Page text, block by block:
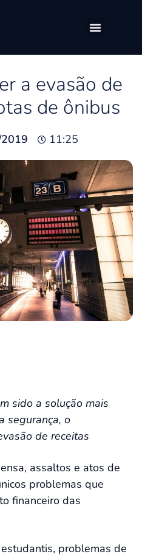
a evasão de
de ônibus
11:25
sido a solução mais
segurança, o
de receitas
assaltos e atos de
problemas que
financeiro das
problemas de